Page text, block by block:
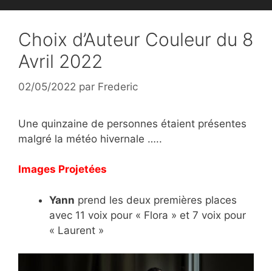
Choix d’Auteur Couleur du 8
Avril 2022
02/05/2022 par Frederic
Une quinzaine de personnes étaient présentes
malgré la météo hivernale …..
Images Projetées
Yann prend les deux premières places
avec 11 voix pour « Flora » et 7 voix pour
« Laurent »